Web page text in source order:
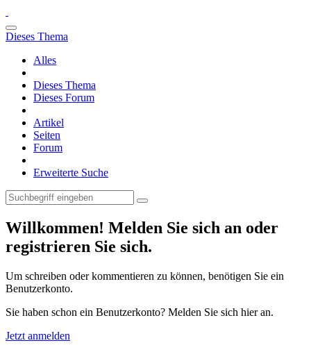
Dieses Thema
Alles
Dieses Thema
Dieses Forum
Artikel
Seiten
Forum
Erweiterte Suche
Willkommen! Melden Sie sich an oder
registrieren Sie sich.
Um schreiben oder kommentieren zu können, benötigen Sie ein
Benutzerkonto.
Sie haben schon ein Benutzerkonto? Melden Sie sich hier an.
Jetzt anmelden